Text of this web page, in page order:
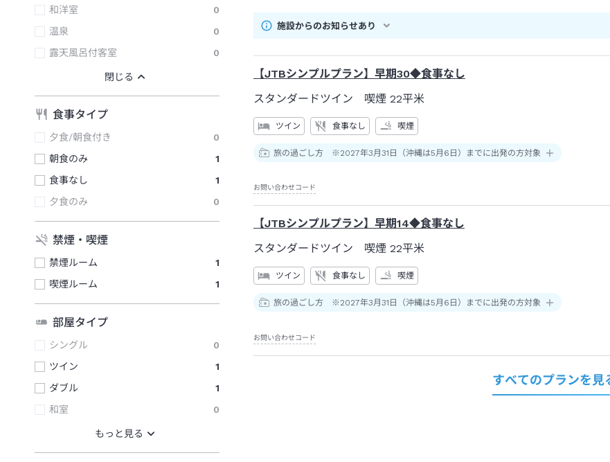
和洋室
0
温泉
0
露天風呂付客室
0
食事タイプ
夕食/朝食付き
0
朝食のみ
1
食事なし
1
夕食のみ
0
禁煙・喫煙
禁煙ルーム
1
喫煙ルーム
1
部屋タイプ
シングル
0
ツイン
1
ダブル
1
和室
0
施設からのお知らせあり
【JTBシンプルプラン】早期30◆食事なし
スタンダードツイン 喫煙 22平米
ツイン 食事なし 喫煙
旅の過ごし方 ※2027年3月31日（沖縄は5月6日）までに出発の方対象
お問い合わせコード
【JTBシンプルプラン】早期14◆食事なし
スタンダードツイン 喫煙 22平米
ツイン 食事なし 喫煙
旅の過ごし方 ※2027年3月31日（沖縄は5月6日）までに出発の方対象
お問い合わせコード
すべてのプランを見